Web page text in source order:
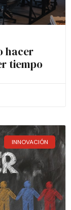
hacer
tiempo
INNOVACIÓN